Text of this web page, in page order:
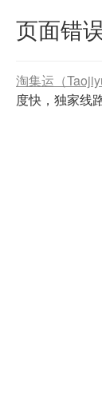
页面错
淘集运（
度快，独家线